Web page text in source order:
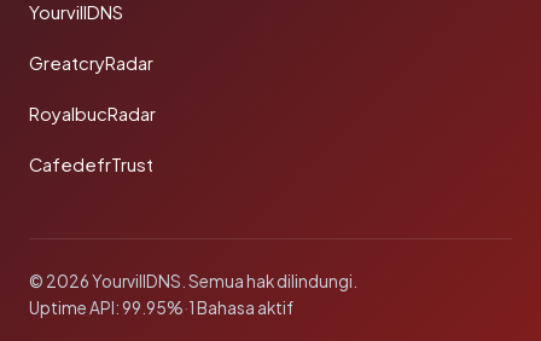
YourvillDNS
GreatcryRadar
RoyalbucRadar
CafedefrTrust
© 2026 YourvillDNS. Semua hak dilindungi.
Uptime API: 99.95%·1 Bahasa aktif